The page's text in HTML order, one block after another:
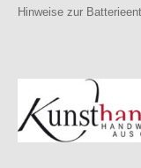
Hinweise zur